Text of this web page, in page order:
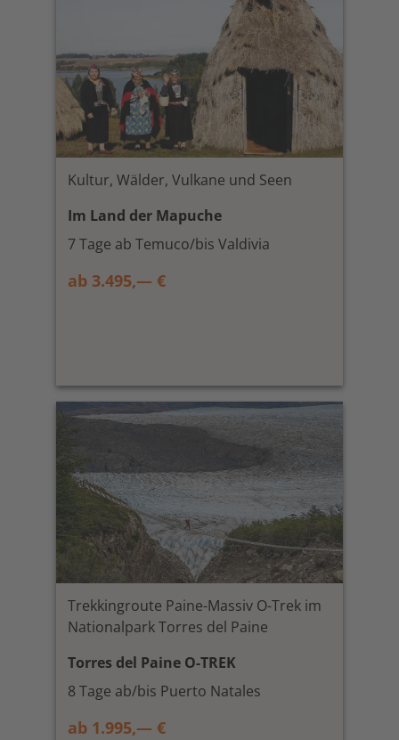
Kultur, Wälder, Vulkane und Seen
Im Land der Mapuche
7 Tage ab Temuco/bis Valdivia
ab 3.495,— €
Trekkingroute Paine-Massiv O-Trek im
Nationalpark Torres del Paine
Torres del Paine O-TREK
8 Tage ab/bis Puerto Natales
ab 1.995,— €